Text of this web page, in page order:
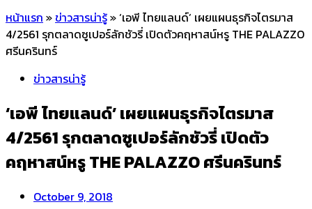
หน้าแรก »ข่าวสารน่ารู้»‘เอพี ไทยแลนด์’ เผยแผนธุรกิจไตรมาส
4/2561 รุกตลาดซูเปอร์ลักชัวรี่ เปิดตัวคฤหาสน์หรู THE PALAZZO
ศรีนครินทร์
ข่าวสารน่ารู้
‘เอพี ไทยแลนด์’ เผยแผนธุรกิจไตรมาส
4/2561 รุกตลาดซูเปอร์ลักชัวรี่ เปิดตัว
คฤหาสน์หรู THE PALAZZO ศรีนครินทร์
October 9, 2018